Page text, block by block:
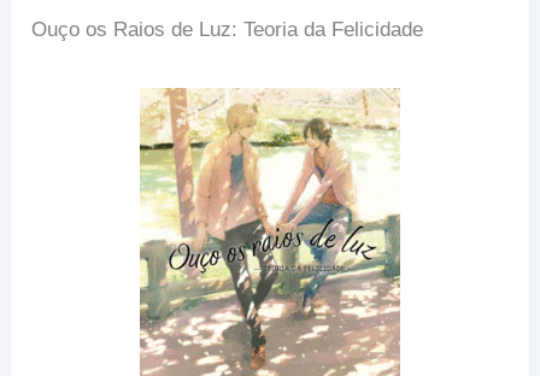
Ouço os Raios de Luz: Teoria da Felicidade